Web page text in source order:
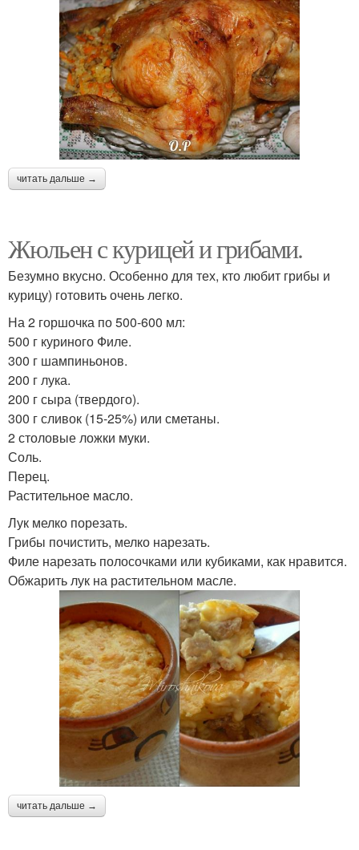
читать дальше →
Жюльен с курицей и грибами.
Безумно вкусно. Особенно для тех, кто любит грибы и
курицу) готовить очень легко.
На 2 горшочка по 500-600 мл:
500 г куриного Филе.
300 г шампиньонов.
200 г лука.
200 г сыра (твердого).
300 г сливок (15-25%) или сметаны.
2 столовые ложки муки.
Соль.
Перец.
Растительное масло.
Лук мелко порезать.
Грибы почистить, мелко нарезать.
Филе нарезать полосочками или кубиками, как нравится.
Обжарить лук на растительном масле.
читать дальше →